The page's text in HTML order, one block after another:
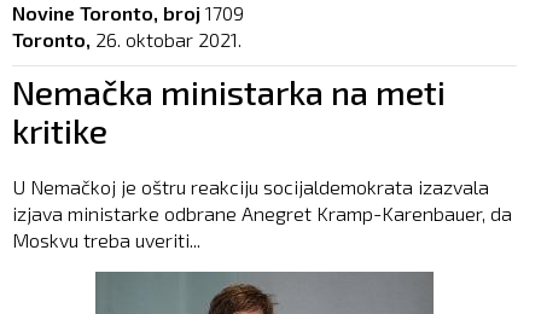
Novine Toronto, broj 1709
Toronto, 26. oktobar 2021.
Nemačka ministarka na meti
kritike
U Nemačkoj je oštru reakciju socijaldemokrata izazvala
izjava ministarke odbrane Anegret Kramp-Karenbauer, da
Moskvu treba uveriti...